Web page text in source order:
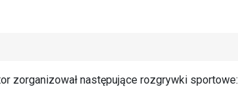
zorganizował następujące rozgrywki sportowe: